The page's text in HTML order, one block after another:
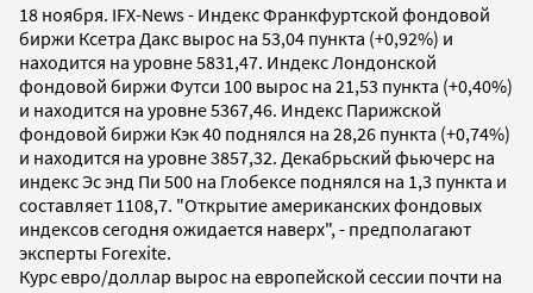
18 ноября. IFX-News - Индекс Франкфуртской фондовой
биржи Ксетра Дакс вырос на 53,04 пункта (+0,92%) и
находится на уровне 5831,47. Индекс Лондонской
фондовой биржи Футси 100 вырос на 21,53 пункта (+0,40%)
и находится на уровне 5367,46. Индекс Парижской
фондовой биржи Кэк 40 поднялся на 28,26 пункта (+0,74%)
и находится на уровне 3857,32. Декабрьский фьючерс на
индекс Эс энд Пи 500 на Глобексе поднялся на 1,3 пункта и
составляет 1108,7. "Открытие американских фондовых
индексов сегодня ожидается наверх", - предполагают
эксперты Forexite.
Курс евро/доллар вырос на европейской сессии почти на